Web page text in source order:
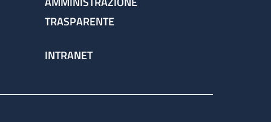
TRASPARENTE
INTRANET